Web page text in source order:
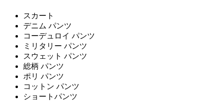
スカート
デニム パンツ
コーデュロイ パンツ
ミリタリー パンツ
スウェット パンツ
総柄 パンツ
ポリ パンツ
コットン パンツ
ショートパンツ